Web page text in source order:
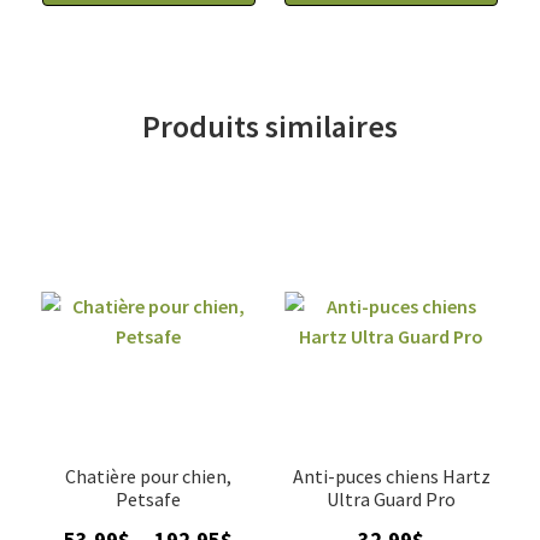
Produits similaires
Chatière pour chien,
Petsafe
Anti-puces chiens Hartz
Ultra Guard Pro